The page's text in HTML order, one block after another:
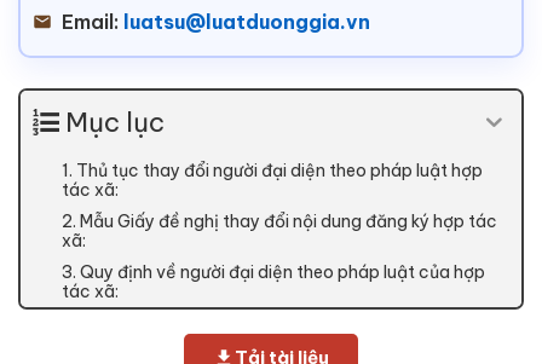
Email: luatsu@luatduonggia.vn
Mục lục
1. Thủ tục thay đổi người đại diện theo pháp luật hợp
tác xã:
2. Mẫu Giấy đề nghị thay đổi nội dung đăng ký hợp tác
xã:
3. Quy định về người đại diện theo pháp luật của hợp
tác xã:
Tải tài liệu